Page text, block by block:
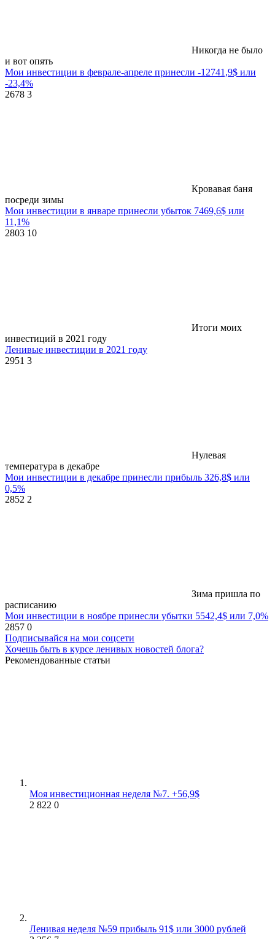
Никогда не было
и вот опять
Мои инвестиции в феврале-апреле принесли -12741,9$ или
-23,4%
2678 3
Кровавая баня
посреди зимы
Мои инвестиции в январе принесли убыток 7469,6$ или
11,1%
2803 10
Итоги моих
инвестиций в 2021 году
Ленивые инвестиции в 2021 году
2951 3
Нулевая
температура в декабре
Мои инвестиции в декабре принесли прибыль 326,8$ или
0,5%
2852 2
Зима пришла по
расписанию
Мои инвестиции в ноябре принесли убытки 5542,4$ или 7,0%
2857 0
Подписывайся на мои соцсети
Хочешь быть в курсе ленивых новостей блога?
Рекомендованные статьи
Моя инвестиционная неделя №7. +56,9$
2 822 0
Ленивая неделя №59 прибыль 91$ или 3000 рублей